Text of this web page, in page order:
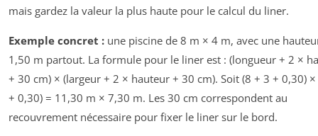
mais gardez la valeur la plus haute pour le calcul du liner.
Exemple concret : une piscine de 8 m × 4 m, avec une
1,50 m partout. La formule pour le liner est : (longueur + 2 ×
+ 30 cm) × (largeur + 2 × hauteur + 30 cm). Soit (8 + 3 + 0,30)
+ 0,30) = 11,30 m × 7,30 m. Les 30 cm correspondent au
recouvrement nécessaire pour fixer le liner sur le bord.